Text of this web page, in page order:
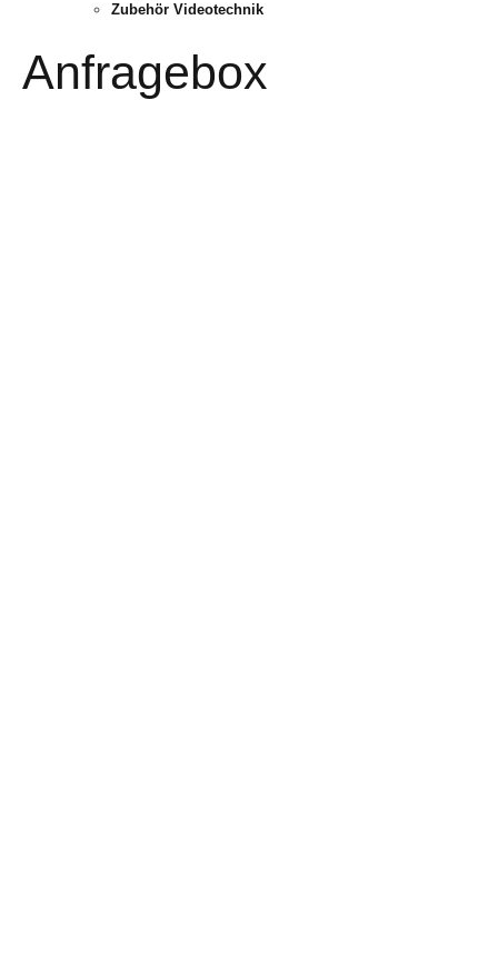
Zubehör Videotechnik
Anfragebox